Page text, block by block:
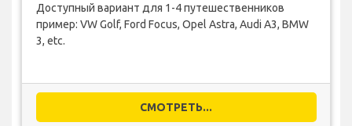
Доступный вариант для 1-4 путешественников
пример: VW Golf, Ford Focus, Opel Astra, Audi A3, BMW
3, etc.
СМОТРЕТЬ...